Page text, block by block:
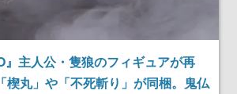
』主人公・隻狼のフィギュアが再
楔丸」や「不死斬り」が同梱。鬼仏